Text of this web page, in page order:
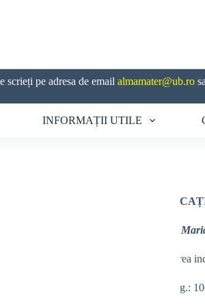
scrieți pe adresa de email almamater@ub.ro
INFORMAȚII UTILE
Dana
Lucrarea
Nr. pag.: